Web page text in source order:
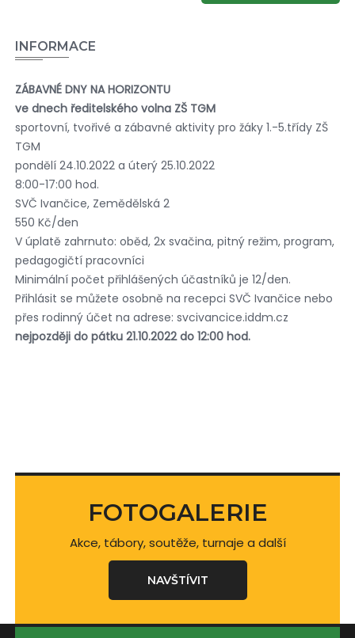
INFORMACE
ZÁBAVNÉ DNY NA HORIZONTU
ve dnech ředitelského volna ZŠ TGM
sportovní, tvořivé a zábavné aktivity pro žáky 1.-5.třídy ZŠ
TGM
pondělí 24.10.2022 a úterý 25.10.2022
8:00-17:00 hod.
SVČ Ivančice, Zemědělská 2
550 Kč/den
V úplatě zahrnuto: oběd, 2x svačina, pitný režim, program,
pedagogičtí pracovníci
Minimální počet přihlášených účastníků je 12/den.
Přihlásit se můžete osobně na recepci SVČ Ivančice nebo
přes rodinný účet na adrese: svcivancice.iddm.cz
nejpozději do pátku 21.10.2022 do 12:00 hod.
FOTOGALERIE
Akce, tábory, soutěže, turnaje a další
NAVŠTÍVIT